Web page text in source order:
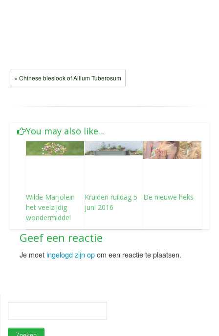
« Chinese bieslook of Allium Tuberosum
You may also like...
Wilde Marjolein
het veelzijdig
wondermiddel
Kruiden ruildag 5
juni 2016
De nieuwe heks
Geef een reactie
Je moetingelogd zijn opom een reactie te plaatsen.